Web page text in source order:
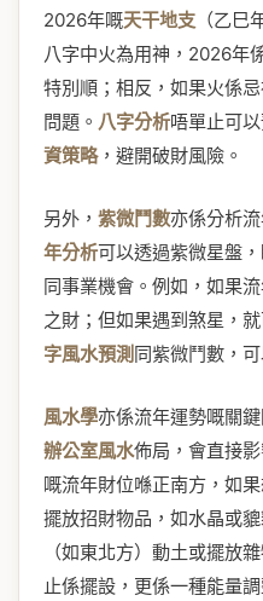
2026年嘅天干地支 （乙
八字中火為用神，2026年
特別順；相反，如果火係
問題。 八字分析唔單止可
資策略，避開破財風險。
另外， 紫微鬥數亦係分析
年分析可以透過紫微星盤
同事業機會。例如，如果
之財；但如果遇到煞星，
字風水預測 同紫微鬥數，
風水學亦係流年運勢嘅關
辦公室風水佈局，會直接
嘅流年財位喺正南方，如
擺放招財物品，如水晶或
（如東北方）動土或擺放
止係擺設，更係一種能量